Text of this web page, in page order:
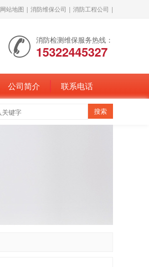
网站地图 | 消防维保公司 | 消防工程公司 |
消防检测维保服务热线：
15322445327
公司简介 联系电话